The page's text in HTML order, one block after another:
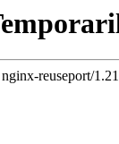
nginx-reuseport/